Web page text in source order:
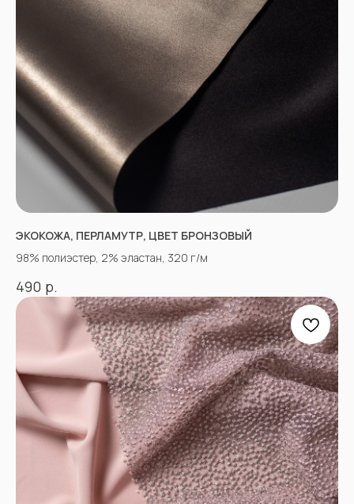
ЭКОКОЖА, ПЕРЛАМУТР, ЦВЕТ БРОНЗОВЫЙ
98% полиэстер, 2% эластан, 320 г/м
490 р.